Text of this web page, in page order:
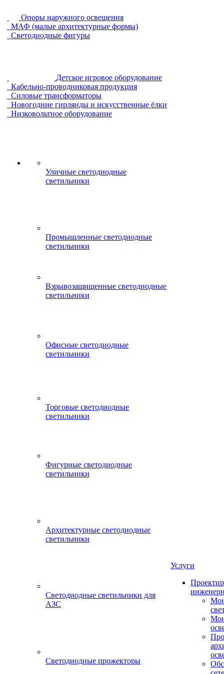
Опоры наружного освещения
МАФ (малые архитектурные формы)
Светодиодные фигуры
Детское игровое оборудование
Кабельно-проводниковая продукция
Силовые трансформаторы
Новогодние гирлянды и искусственные ёлки
Низковольтное оборудование
Уличные светодиодные
светильники
Промышленные светодиодные
светильники
Взрывозащищенные светодиодные
светильники
Офисные светодиодные
светильники
Торговые светодиодные
светильники
Фигурные светодиодные
светильники
Архитектурные светодиодные
светильники
Светодиодные светильники для
АЗС
Светодиодные прожекторы
Услуги